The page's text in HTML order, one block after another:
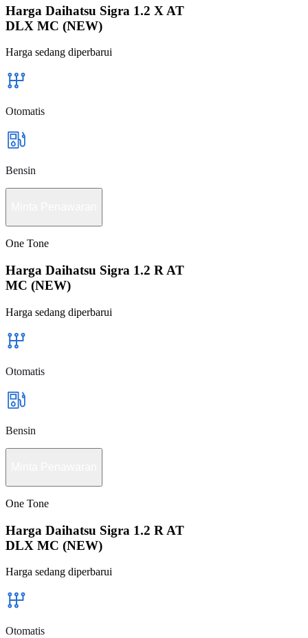
Harga Daihatsu Sigra 1.2 X AT
DLX MC (NEW)
Harga sedang diperbarui
Otomatis
Bensin
One Tone
Harga Daihatsu Sigra 1.2 R AT
MC (NEW)
Harga sedang diperbarui
Otomatis
Bensin
One Tone
Harga Daihatsu Sigra 1.2 R AT
DLX MC (NEW)
Harga sedang diperbarui
Otomatis